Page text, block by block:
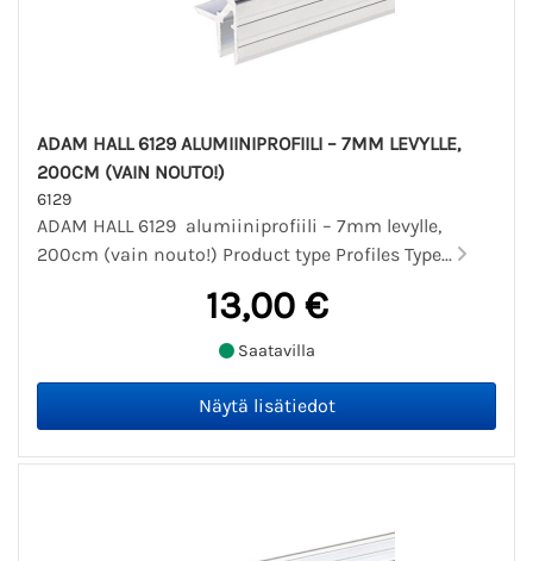
ADAM HALL 6129 ALUMIINIPROFIILI – 7MM LEVYLLE,
200CM (VAIN NOUTO!)
6129
ADAM HALL 6129 alumiiniprofiili – 7mm levylle,
200cm (vain nouto!) Product type Profiles Type...
13,00 €
Saatavilla